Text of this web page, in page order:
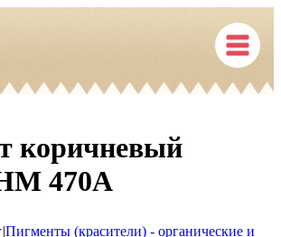
коричневый
470A
|Пигменты (красители) - органические и